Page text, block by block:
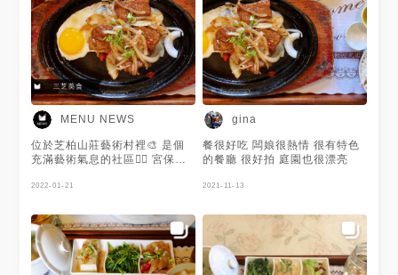
MENU NEWS
位於芝柏山莊藝術村裡🎨 是個
充滿藝術氣息的社區❤️‍🔥 宮保雞
量很足夠🥰 謝謝 @gina 提供美
2022-01-21
gina
餐很好吃 闆娘很熱情 很有特色
的餐廳 很好拍 庭園也很漂亮
2021-11-13